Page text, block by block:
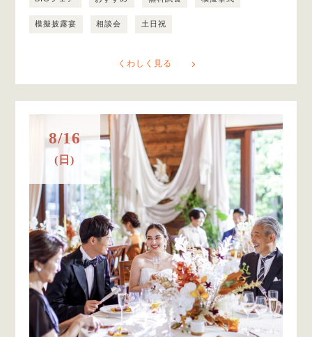
模擬披露宴 相談会 土日祝
くわしく見る
8/16
(日)